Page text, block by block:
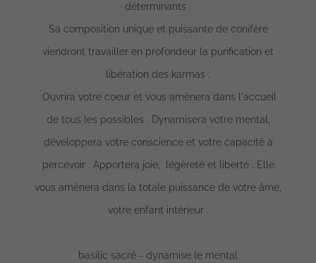
déterminants .
Sa composition unique et puissante de conifère
viendront travailler en profondeur la purification et
libération des karmas .
Ouvrira votre coeur et vous amènera dans l'accueil
de tous les possibles . Dynamisera votre mental,
développera votre conscience et votre capacité à
percevoir . Apportera joie, légèreté et liberté . Elle
vous amènera dans la totale puissance de votre âme,
votre enfant intérieur .
basilic sacré - dynamise le mental